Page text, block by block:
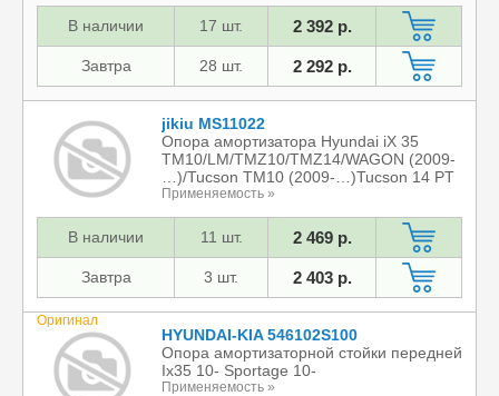
В наличии 17 шт. 2 392 р.
Завтра 28 шт. 2 292 р.
jikiu MS11022
Опора амортизатора Hyundai iX 35
TM10/LM/TMZ10/TMZ14/WAGON (2009-
…)/Tucson TM10 (2009-…)Tucson 14 PT
Применяемость »
В наличии 11 шт. 2 469 р.
Завтра 3 шт. 2 403 р.
Оригинал
HYUNDAI-KIA 546102S100
Опора амортизаторной стойки передней
Ix35 10- Sportage 10-
Применяемость »